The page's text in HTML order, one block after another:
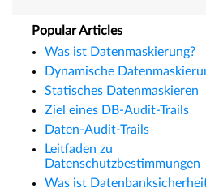
Popular Articles
Was ist Datenmaskierung?
Dynamische
Statisches Datenmaskieren
Ziel eines DB-Audit-Trails
Daten-Audit-Trails
Leitfaden zu
Datenschutzbestimmungen
Was ist